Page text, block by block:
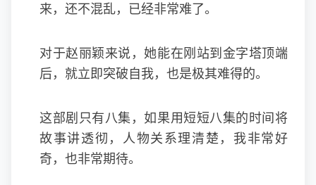
来，还不混乱，已经非常难了。
对于赵丽颖来说，她能在刚站到金字塔顶端
后，就立即突破自我，也是极其难得的。
这部剧只有八集，如果用短短八集的时间将
故事讲透彻，人物关系理清楚，我非常好
奇，也非常期待。